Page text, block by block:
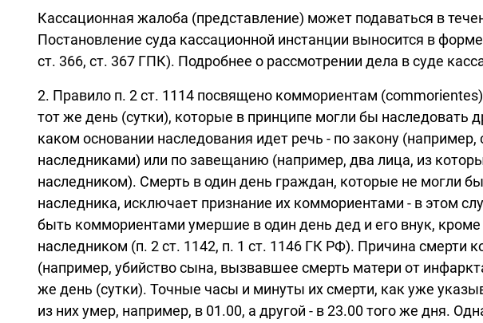
Кассационная жалоба (представление) может подаваться в
Постановление суда кассационной инстанции выносится в
ст. 366, ст. 367 ГПК). Подробнее о рассмотрении дела в суде
2. Правило п. 2 ст. 1114 посвящено коммориентам
тот же день (сутки), которые в принципе могли бы наследовать
каком основании наследования идет речь - по закону
наследниками) или по завещанию (например, два лица, из
наследником). Смерть в один день граждан, которые не могли
наследника, исключает признание их коммориентами - в этом
быть коммориентами умершие в один день дед и его внук,
наследником (п. 2 ст. 1142, п. 1 ст. 1146 ГК РФ). Причина
(например, убийство сына, вызвавшее смерть матери от
же день (сутки). Точные часы и минуты их смерти, как уже
из них умер, например, в 01.00, а другой - в 23.00 того же дня.